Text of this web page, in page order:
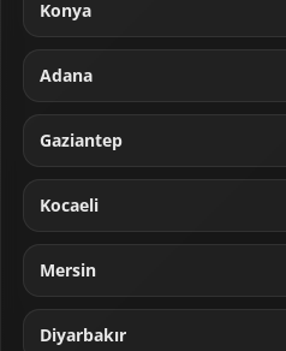
Konya
Adana
Gaziantep
Kocaeli
Mersin
Diyarbakır